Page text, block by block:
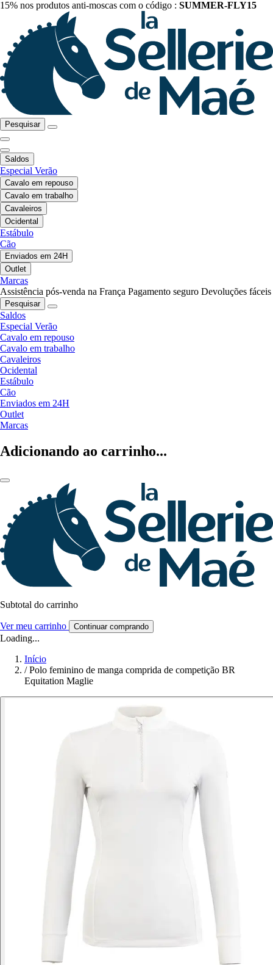
15% nos produtos anti-moscas com o código : SUMMER-FLY15
Pesquisar
Saldos
Especial Verão
Cavalo em repouso
Cavalo em trabalho
Cavaleiros
Ocidental
Estábulo
Cão
Enviados em 24H
Outlet
Marcas
Assistência pós-venda na França Pagamento seguro Devoluções fáceis
Pesquisar
Saldos
Especial Verão
Cavalo em repouso
Cavalo em trabalho
Cavaleiros
Ocidental
Estábulo
Cão
Enviados em 24H
Outlet
Marcas
Adicionando ao carrinho...
Subtotal do carrinho
Ver meu carrinho Continuar comprando
Loading...
Início
/ Polo feminino de manga comprida de competição BR
Equitation Maglie